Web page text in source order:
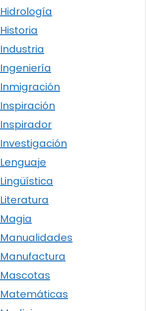
Hidrología
Historia
Industria
Ingeniería
Inmigración
Inspiración
Inspirador
Investigación
Lenguaje
Lingüística
Literatura
Magia
Manualidades
Manufactura
Mascotas
Matemáticas